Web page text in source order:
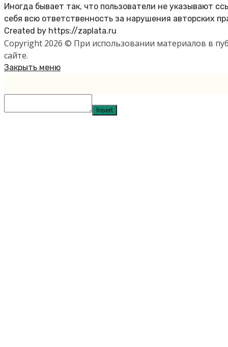
Иногда бывает так, что пользователи не указывают
себя всю ответственность за нарушения авторских
Created by https://zaplata.ru
Copyright 2026 © При использовании материалов в
сайте.
Закрыть меню
Insert